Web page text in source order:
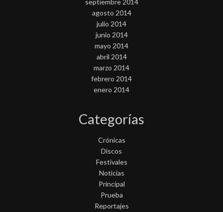
agosto 2014
julio 2014
junio 2014
mayo 2014
abril 2014
marzo 2014
febrero 2014
enero 2014
Categorías
Crónicas
Discos
Festivales
Noticias
Principal
Prueba
Reportajes